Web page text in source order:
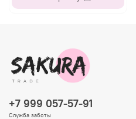
+7 999 057-57-91
Служба заботы